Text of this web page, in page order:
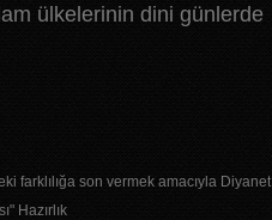
ülkelerinin dini günlerde
farklılığa son vermek amacıyla Diyanet
Hazırlık